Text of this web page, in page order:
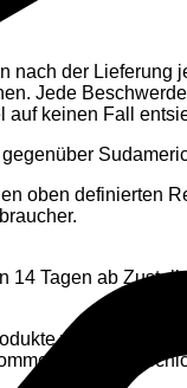
nach der
Jede
keinen Fall
oben definierten
14 Tagen ab
wird